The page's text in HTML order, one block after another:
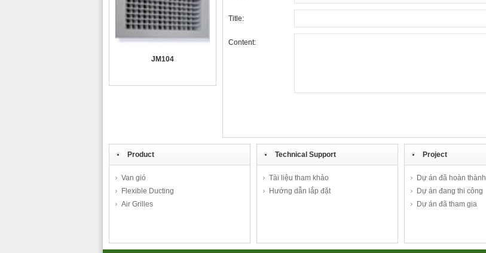
JM104
Title:
Content:
Product
Van gió
Flexible Ducting
Air Grilles
Technical Support
Tài liệu tham khảo
Hướng dẫn lắp đặt
Project
Dự án đã hoàn thành
Dự án đang thi công
Dự án đã tham gia